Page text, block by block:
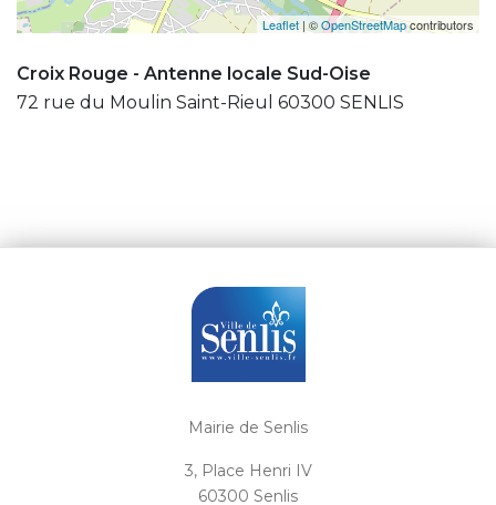
Leaflet | ©OpenStreetMapcontributors
Croix Rouge - Antenne locale Sud-Oise
72 rue du Moulin Saint-Rieul 60300 SENLIS
Mairie de Senlis
3, Place Henri IV
60300 Senlis